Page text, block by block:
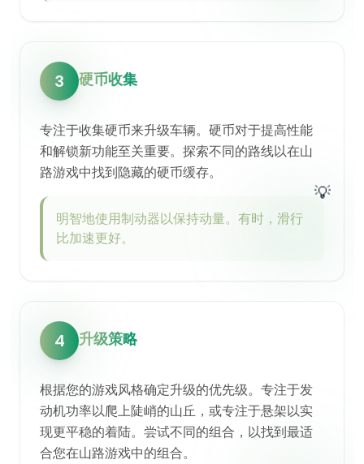
3 硬币收集
专注于收集硬币来升级车辆。硬币对于提高性能
和解锁新功能至关重要。探索不同的路线以在山
路游戏中找到隐藏的硬币缓存。
💡
明智地使用制动器以保持动量。有时，滑行
比加速更好。
4 升级策略
根据您的游戏风格确定升级的优先级。专注于发
动机功率以爬上陡峭的山丘，或专注于悬架以实
现更平稳的着陆。尝试不同的组合，以找到最适
合您在山路游戏中的组合。